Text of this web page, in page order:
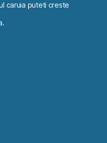
caruia puteti creste